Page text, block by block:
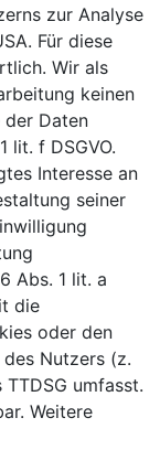
zur Analyse
Für diese
Wir als
keinen
der Daten
lit. f DSGVO.
Interesse an
seiner
Abs. 1 lit. a
die
oder den
Nutzers (z.
umfasst.
Weitere